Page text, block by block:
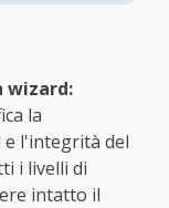
wizard:
la
e l'integrità del
i livelli di
intatto il